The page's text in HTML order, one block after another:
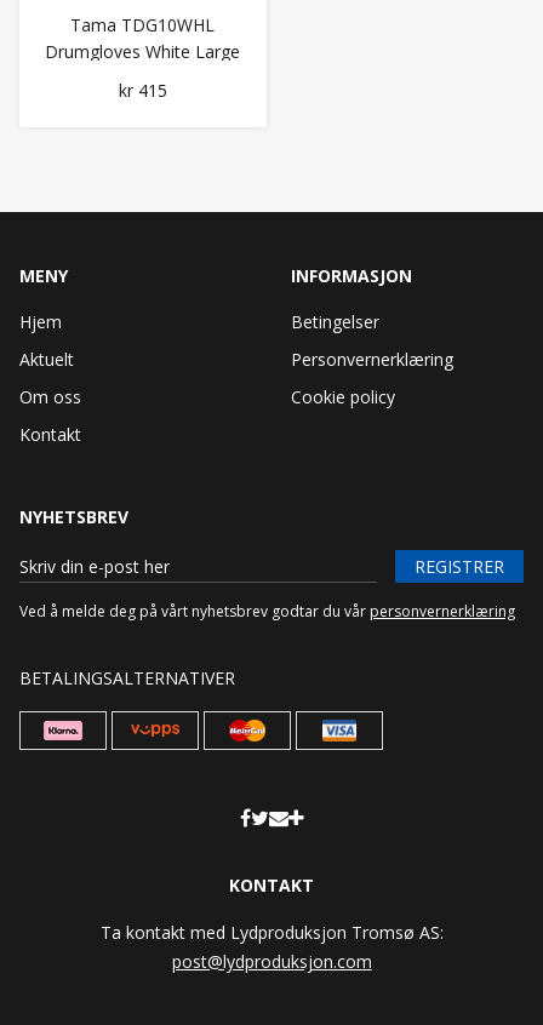
Tama TDG10WHL
Drumgloves White Large
kr 415
MENY
Hjem
Aktuelt
Om oss
Kontakt
INFORMASJON
Betingelser
Personvernerklæring
Cookie policy
NYHETSBREV
REGISTRER
Ved å melde deg på vårt nyhetsbrev godtar du vår personvernerklæring
BETALINGSALTERNATIVER
KONTAKT
Ta kontakt med Lydproduksjon Tromsø AS:
post@lydproduksjon.com